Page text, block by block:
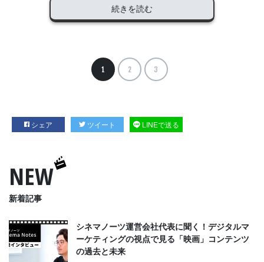
続きを読む
1 2 3
シェア ツイート LINEで送る
NEW
新着記事
シネマノーツ運営会社代表に聞く！デジタルマ
ーケティングの視点で見る「映画」コンテンツ
の過去と未来